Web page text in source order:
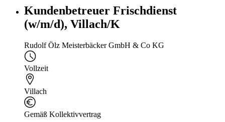
Kundenbetreuer Frischdienst
(w/m/d), Villach/K
Rudolf Ölz Meisterbäcker GmbH & Co KG
Vollzeit
Villach
Gemäß Kollektivvertrag